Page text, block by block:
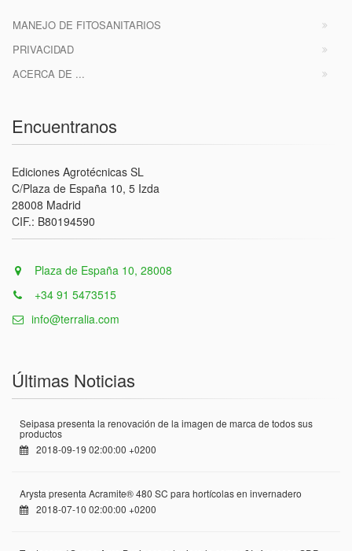
MANEJO DE FITOSANITARIOS
PRIVACIDAD
ACERCA DE ...
Encuentranos
Ediciones Agrotécnicas SL
C/Plaza de España 10, 5 Izda
28008 Madrid
CIF.: B80194590
Plaza de España 10, 28008
+34 91 5473515
info@terralia.com
Últimas Noticias
Seipasa presenta la renovación de la imagen de marca de todos sus
productos
2018-09-19 02:00:00 +0200
Arysta presenta Acramite® 480 SC para hortícolas en invernadero
2018-07-10 02:00:00 +0200